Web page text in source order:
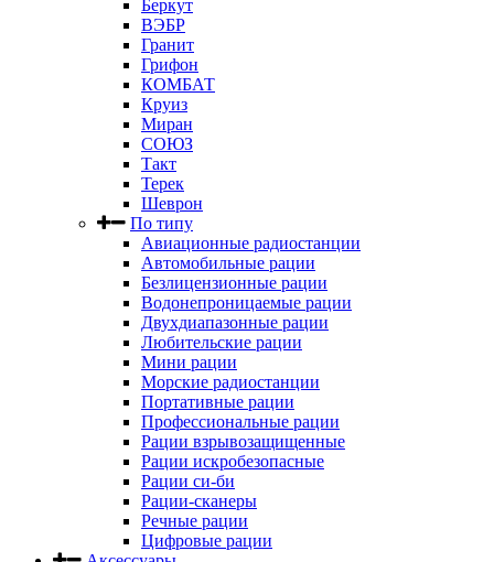
Беркут
ВЭБР
Гранит
Грифон
КОМБАТ
Круиз
Миран
СОЮЗ
Такт
Терек
Шеврон
По типу
Авиационные радиостанции
Автомобильные рации
Безлицензионные рации
Водонепроницаемые рации
Двухдиапазонные рации
Любительские рации
Мини рации
Морские радиостанции
Портативные рации
Профессиональные рации
Рации взрывозащищенные
Рации искробезопасные
Рации си-би
Рации-сканеры
Речные рации
Цифровые рации